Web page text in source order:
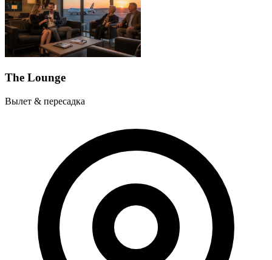
The Lounge
Вылет & пересадка